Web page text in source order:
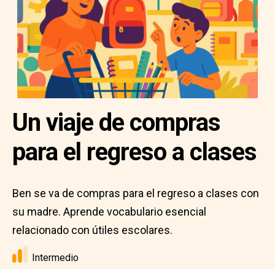
Un viaje de compras
para el regreso a clases
Ben se va de compras para el regreso a clases con
su madre. Aprende vocabulario esencial
relacionado con útiles escolares.
Intermedio